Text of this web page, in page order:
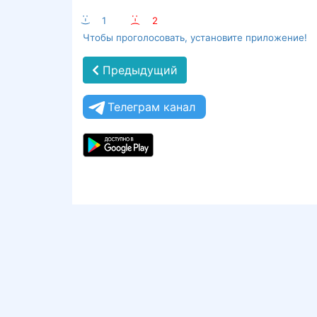
:-) 1 :-(
2
Чтобы проголосовать, установите приложение!
Предыдущий
Телеграм канал